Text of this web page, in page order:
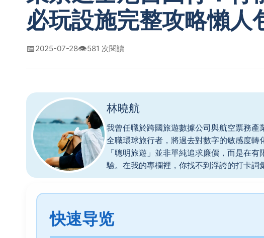
必玩設施完整攻略懶人
📅2025-07-28👁️581 次閱讀
林曉航
我曾任職於跨國旅遊數據公司與航空票務
全職環球旅行者，將過去對數字的敏感度
「聰明旅遊」並非單純追求廉價，而是在
驗。在我的專欄裡，你找不到浮誇的打卡詞
快速导览